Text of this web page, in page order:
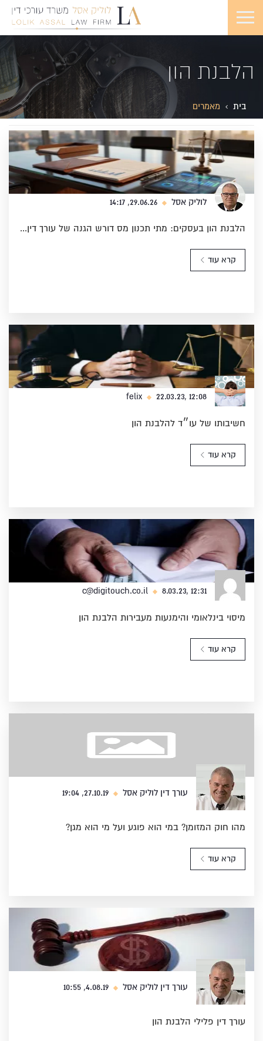
הלבנת הון
בית מאמרים
לוליק אסל
הלבנת הון בעסקים: מתי תכנון מס דורש הגנה של עורך דין...
קרא עוד
22.03.23, 12:08
חשיבותו של עו״ד להלבנת הון
קרא עוד
8.03.23, 12:31
מיסוי בינלאומי והימנעות מעבירות הלבנת הון
קרא עוד
עורך דין לוליק אסל
מהו חוק המזומן? במי הוא פוגע ועל מי הוא מגן?
קרא עוד
עורך דין לוליק אסל
עורך דין פלילי הלבנת הון